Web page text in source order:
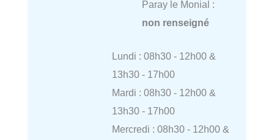
Paray le Monial :
non renseigné
Lundi : 08h30 - 12h00 &
13h30 - 17h00
Mardi : 08h30 - 12h00 &
13h30 - 17h00
Mercredi : 08h30 - 12h00 &